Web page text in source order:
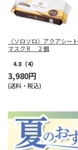
〈ソロソロ〉アクアシート
マスクＲ ２個
4.8 （4）
3,980円
(送料・税込)